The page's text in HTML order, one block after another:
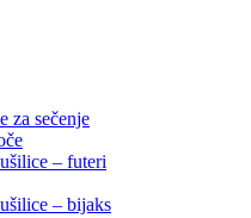
za sečenje
– futeri
– bijaks